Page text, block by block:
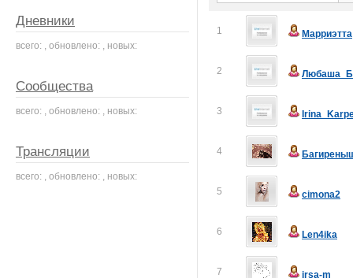
1 Марриэтта
2
3
4
5 cimona2
6 Len4ika
7 irsa-m
Дневники
всего: , обновлено: , новых:
Сообщества
всего: , обновлено: , новых:
Трансляции
всего: , обновлено: , новых: